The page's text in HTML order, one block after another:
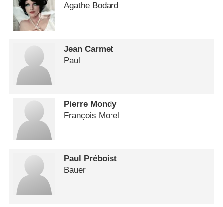
Agathe Bodard
Jean Carmet
Paul
Pierre Mondy
François Morel
Paul Préboist
Bauer